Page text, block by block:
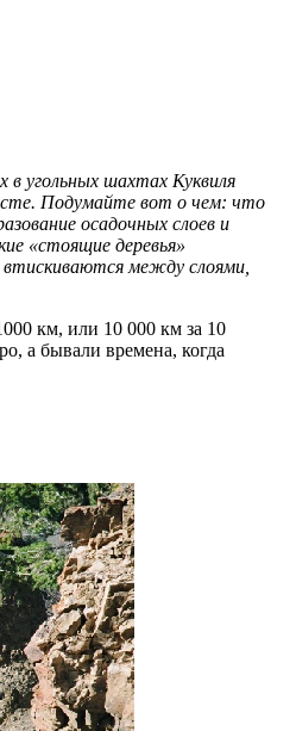
в угольных шахтах Куквиля
Подумайте вот о чем: что
осадочных слоев и
«стоящие деревья»
втискиваются между слоями,
км, или 10 000 км за 10
а бывали времена, когда